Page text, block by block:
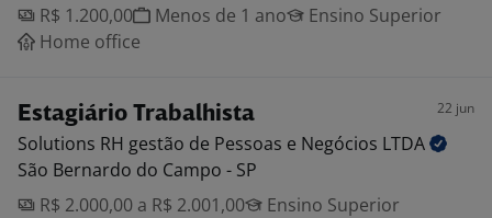
R$ 1.200,00
Menos de 1 ano
Ensino Superior
Home office
Estagiário Trabalhista 22 jun
Solutions RH gestão de Pessoas e Negócios LTDA
São Bernardo do Campo - SP
R$ 2.000,00 a R$ 2.001,00
Ensino Superior